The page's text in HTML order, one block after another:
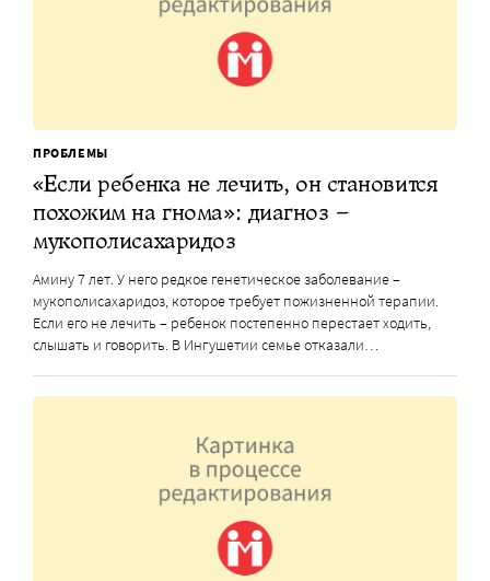
ПРОБЛЕМЫ
«Если ребенка не лечить, он становится
похожим на гнома»: диагноз –
мукополисахаридоз
Амину 7 лет. У него редкое генетическое заболевание –
мукополисахаридоз, которое требует пожизненной терапии.
Если его не лечить – ребенок постепенно перестает ходить,
слышать и говорить. В Ингушетии семье отказали…